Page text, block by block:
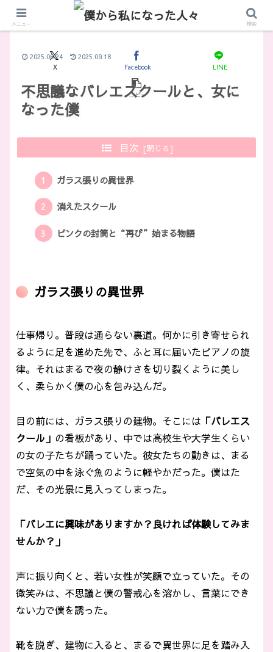
不思議なバレエスクールと、女に
なった僕
X Facebook LINE
コピー
2025.06.24 2025.09.18
目次
ガラス張りの異世界
消えたスクール
ピンクの封筒と“再び”始まる物語
ガラス張りの異世界
仕事帰り。普段は通らない裏道。何かに引き寄せられ
るように足を進めた先で、ふと耳に届いたピアノの旋
律。それはまるで夜の静けさを切り裂くように美し
く、柔らかく僕の心を包み込んだ。
目の前には、ガラス張りの建物。そこには 「バレエス
クール」 の看板があり、中では高校生や大学生くらい
の女の子たちが踊っていた。彼女たちの動きは、まる
で空気の中を泳ぐ魚のように軽やかだった。僕はた
だ、その光景に見入ってしまった。
「バレエに興味がありますか？良ければ体験してみま
せんか？」
声に振り向くと、若い女性が笑顔で立っていた。その
微笑みは、不思議と僕の警戒心を溶かし、言葉にでき
ない力で僕を誘った。
靴を脱ぎ、建物に入ると、まるで異世界に足を踏み入
メニュー 検索